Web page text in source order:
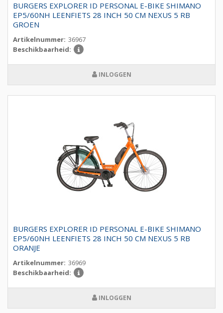
BURGERS EXPLORER ID PERSONAL E-BIKE SHIMANO
EP5/60NH LEENFIETS 28 INCH 50 CM NEXUS 5 RB
GROEN
Artikelnummer: 36967
Beschikbaarheid:
INLOGGEN
BURGERS EXPLORER ID PERSONAL E-BIKE SHIMANO
EP5/60NH LEENFIETS 28 INCH 50 CM NEXUS 5 RB
ORANJE
Artikelnummer: 36969
Beschikbaarheid:
INLOGGEN